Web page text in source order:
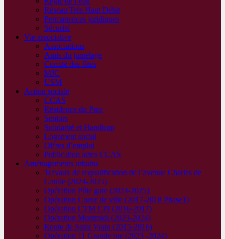
Réseau Très Haut Débit
Permanences juridiques
Sécurité
Vie associative
Associations
Amis du jumelage
Comité des fêtes
MJC
USM
Action sociale
CCAS
Résidence du Parc
Seniors
Solidarité et Handicap
Logement social
Offres d’emploi
Publication actes CCAS
Aménagements urbains
Travaux de requalification de l’avenue Charles de
Gaulle (2024-2025)
Opération Pôle gare (2024-2025)
Opération Coeur de ville (2017-2018 Phase1)
Opération CTM CPI (2016-2017)
Opération Montmidi (2023-2024)
Route de Saint Vrain (2015-2016)
Opération 11 Grande rue (2023 -2024)